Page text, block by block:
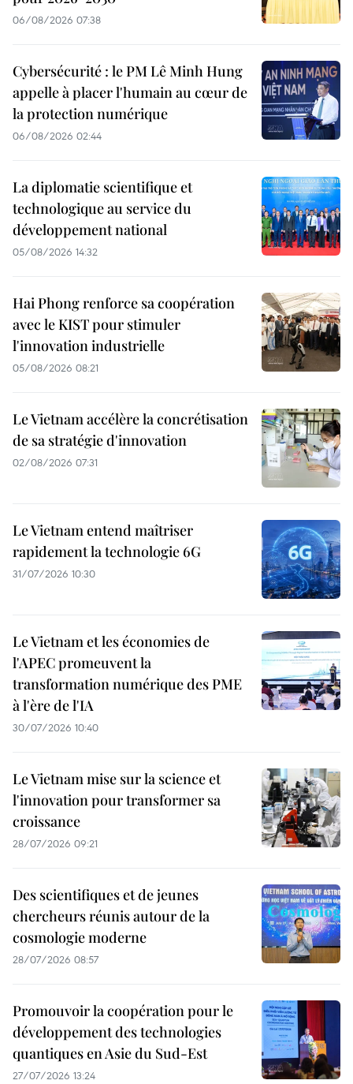
06/08/2026 07:38
Cybersécurité : le PM Lê Minh Hung
appelle à placer l'humain au cœur de
la protection numérique
06/08/2026 02:44
La diplomatie scientifique et
technologique au service du
développement national
05/08/2026 14:32
Hai Phong renforce sa coopération
avec le KIST pour stimuler
l'innovation industrielle
05/08/2026 08:21
Le Vietnam accélère la concrétisation
de sa stratégie d'innovation
02/08/2026 07:31
Le Vietnam entend maîtriser
rapidement la technologie 6G
31/07/2026 10:30
Le Vietnam et les économies de
l'APEC promeuvent la
transformation numérique des PME
à l'ère de l'IA
30/07/2026 10:40
Le Vietnam mise sur la science et
l'innovation pour transformer sa
croissance
28/07/2026 09:21
Des scientifiques et de jeunes
chercheurs réunis autour de la
cosmologie moderne
28/07/2026 08:57
Promouvoir la coopération pour le
développement des technologies
quantiques en Asie du Sud-Est
27/07/2026 13:24